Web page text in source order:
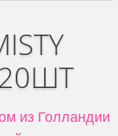
из Голландии